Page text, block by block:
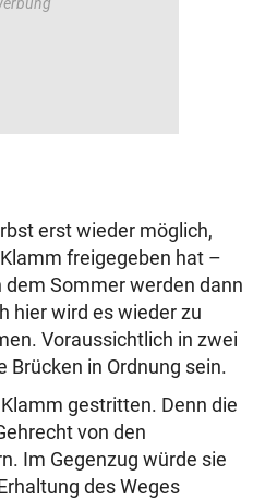
erst wieder möglich,
freigegeben hat –
dem Sommer werden dann
hier wird es wieder zu
Voraussichtlich in zwei
Brücken in Ordnung sein.
gestritten. Denn die
von den
Im Gegenzug würde sie
des Weges